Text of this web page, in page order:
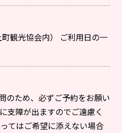
観光協会内） ご利用日の一
のため、必ずご予約をお願い
支障が出ますのでご遠慮く
てはご希望に添えない場合